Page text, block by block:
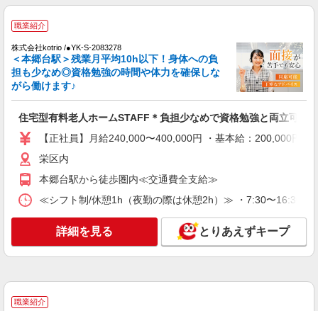
神奈川県横浜市栄区
キープ 詳細を見る
紹介予定派遣
介護付き有料老人ホームでの介護士
る
キープ 詳細を見る
職業紹介
職業紹介
株式会社kotrio /●YK-S-2083278
＜本郷台駅＞残業月平均10h以下！身体への負
担も少なめ◎資格勉強の時間や体力を確保しな
がら働けます♪
住宅型有料老人ホームSTAFF＊負担少なめで資格勉強と両立可♪
【正社員】月給240,000〜400,000円 ・基本給：200,000円
栄区内
本郷台駅から徒歩圏内≪交通費全支給≫
≪シフト制/休憩1h（夜勤の際は休憩2h）≫ ・7:30〜16:30
詳細を見る とりあえずキープ
職業紹介